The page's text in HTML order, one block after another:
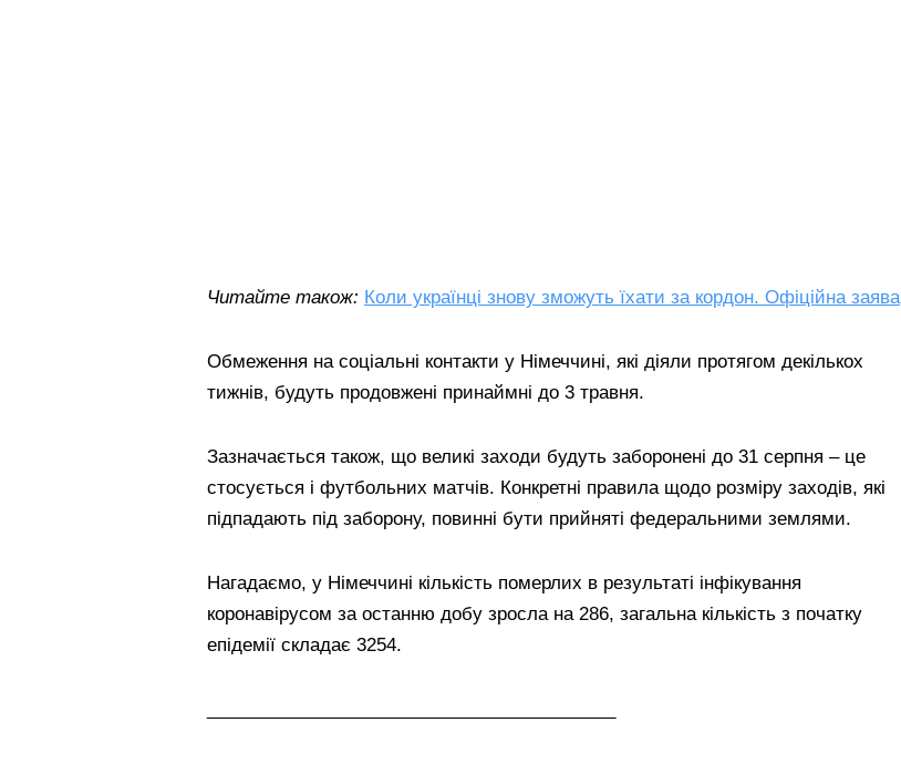
Читайте також: Коли українці знову зможуть їхати за кордон. Офіційна заява
Обмеження на соціальні контакти у Німеччині, які діяли протягом декількох
тижнів, будуть продовжені принаймні до 3 травня.
Зазначається також, що великі заходи будуть заборонені до 31 серпня – це
стосується і футбольних матчів. Конкретні правила щодо розміру заходів, які
підпадають під заборону, повинні бути прийняті федеральними землями.
Нагадаємо, у Німеччині кількість померлих в результаті інфікування
коронавірусом за останню добу зросла на 286, загальна кількість з початку
епідемії складає 3254.